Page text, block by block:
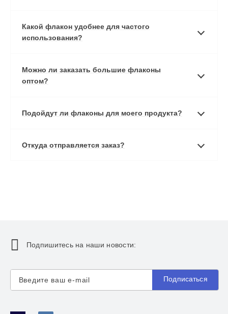
Какой флакон удобнее для частого
использования?
Можно ли заказать большие флаконы
оптом?
Подойдут ли флаконы для моего продукта?
Откуда отправляется заказ?
Подпишитесь на наши новости:
Подписаться